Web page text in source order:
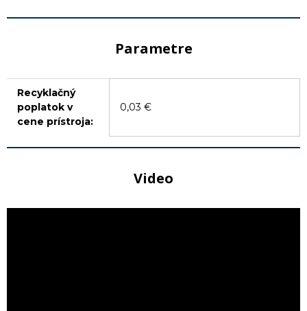
Parametre
Recyklačný
poplatok v
cene prístroja:
0,03 €
Video